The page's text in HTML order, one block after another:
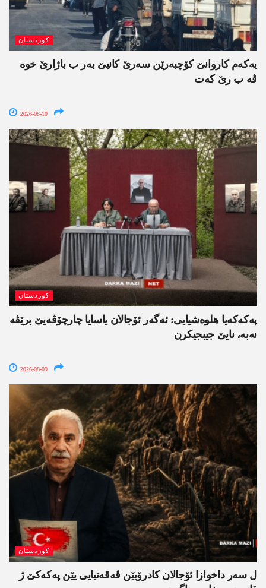
کوردستان
یەکەم کاروانێ کۆچبەرێن سەرێ کانیێ بەر ب باژارێ خوە
ڤە ب رێ کەت
2026-08-10
کوردستان
په‌كه‌كه‌یا هلوه‌شیایی: ئەگەر ئۆجالان یاسایا چارچۆڤەیێ برێڤە
نه‌به‌، نایێ جیبجیکرن
2026-08-09
کوردستان
ل سەر داخوازا ئۆجالان کادرۆیێن ڤەقەتیایی یێن پەکەکێ ژ